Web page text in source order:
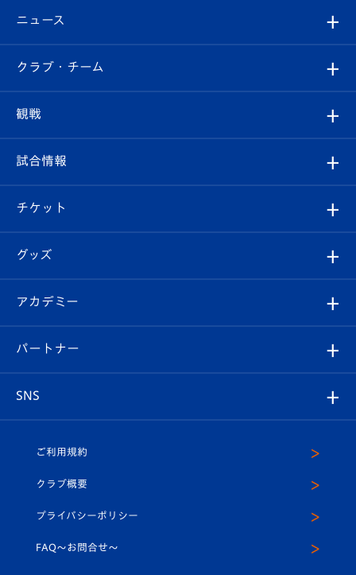
ニュース
すべて
クラブ
試合情報
チケット
イベント
メディア
ホームタウン
クラブ・チーム
クラブ概要
エンブレム紹介
スタッフプロフィール
マスコット紹介
平和祈念活動
観戦
観戦ルール
はじめての観戦ガイド
Revive Team
ヴィヴィくんの長崎おもてなしガイド
試合情報
試合日程/結果
フォトギャラリー
スタジアムグルメ
チケット
チケット
V-LOVERS（ファンクラブ）
プレイヤーズスイート
グッズ
オンラインショップ
店舗情報
アカデミー
育成からのお知らせ
U-18
スクール
パートナー
SNS
ヴィヴィくんインスタグラム
公式LINE＠
ご利用規約
クラブ概要
プライバシーポリシー
FAQ〜お問合せ〜